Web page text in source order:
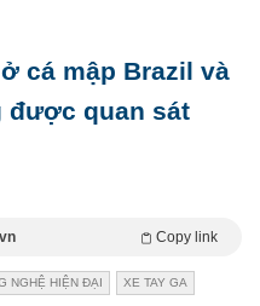
cá mập Brazil và
được quan sát
Copy link
NGHỆ HIỆN ĐẠI XE TAY GA